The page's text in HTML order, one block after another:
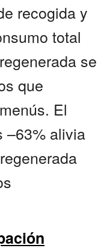
recogida y
total
se
que
El
–63% alivia